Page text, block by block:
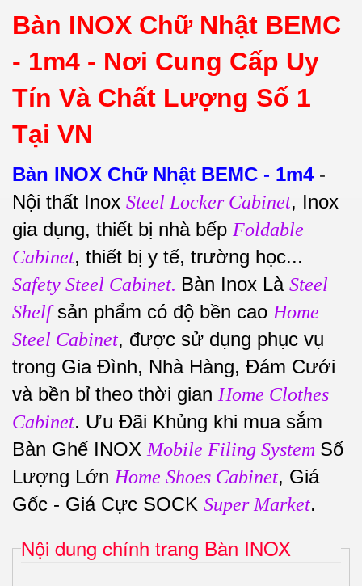
Bàn INOX Chữ Nhật BEMC
- 1m4 - Nơi Cung Cấp Uy
Tín Và Chất Lượng Số 1
Tại VN
Bàn INOX Chữ Nhật BEMC - 1m4-
Nội thất Inox Steel Locker Cabinet, Inox
gia dụng, thiết bị nhà bếp Foldable
Cabinet, thiết bị y tế, trường học...
Safety Steel Cabinet. Bàn Inox Là Steel
Shelfsản phẩm có độ bền cao Home
Steel Cabinet, được sử dụng phục vụ
trong Gia Đình, Nhà Hàng, Đám Cưới
và bền bỉ theo thời gian Home Clothes
Cabinet. Ưu Đãi Khủng khi mua sắm
Bàn Ghế INOX Mobile Filing System Số
Lượng Lớn Home Shoes Cabinet, Giá
Gốc - Giá Cực SOCK Super Market.
Nội dung chính trang Bàn INOX